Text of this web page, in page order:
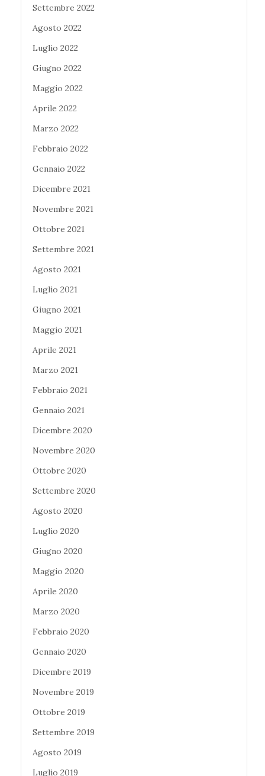
Settembre 2022
Agosto 2022
Luglio 2022
Giugno 2022
Maggio 2022
Aprile 2022
Marzo 2022
Febbraio 2022
Gennaio 2022
Dicembre 2021
Novembre 2021
Ottobre 2021
Settembre 2021
Agosto 2021
Luglio 2021
Giugno 2021
Maggio 2021
Aprile 2021
Marzo 2021
Febbraio 2021
Gennaio 2021
Dicembre 2020
Novembre 2020
Ottobre 2020
Settembre 2020
Agosto 2020
Luglio 2020
Giugno 2020
Maggio 2020
Aprile 2020
Marzo 2020
Febbraio 2020
Gennaio 2020
Dicembre 2019
Novembre 2019
Ottobre 2019
Settembre 2019
Agosto 2019
Luglio 2019